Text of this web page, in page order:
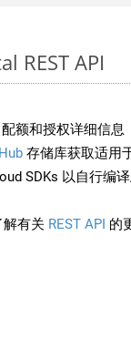
REST API
额和授权详细信息
存储库获取适用
SDKs 以自行编
解有关 REST API 的